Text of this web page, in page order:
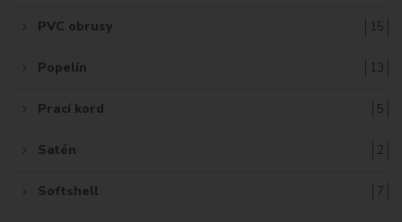
PVC obrusy 15
Popelín 13
Prací kord 5
Satén 2
Softshell 7